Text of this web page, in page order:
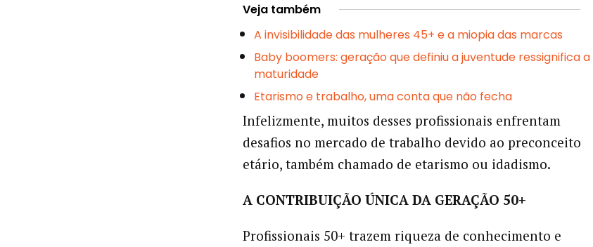
Veja também
A invisibilidade das mulheres 45+ e a miopia das marcas
Baby boomers: geração que definiu a juventude ressignifica a
maturidade
Etarismo e trabalho, uma conta que não fecha
Infelizmente, muitos desses profissionais enfrentam
desafios no mercado de trabalho devido ao preconceito
etário, também chamado de etarismo ou idadismo.
A CONTRIBUIÇÃO ÚNICA DA GERAÇÃO 50+
Profissionais 50+ trazem riqueza de conhecimento e